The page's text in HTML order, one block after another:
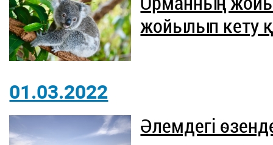
жойылып кету
01.03.2022
Әлемдегі